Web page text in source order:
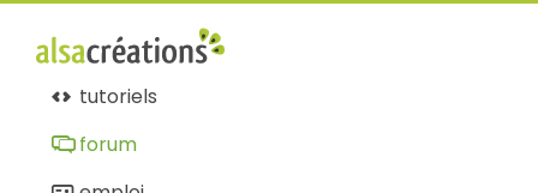
tutoriels
forum